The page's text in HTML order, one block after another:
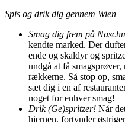
Spis og drik dig gennem Wien
Smag dig frem på
kendte marked. Der
ende og skaldyr og
undgå at få
rækkerne. Så stop op,
sæt dig i en af
noget for enhver smag!
Drik (Ge)spritzer! Når
hjernen, fortynder